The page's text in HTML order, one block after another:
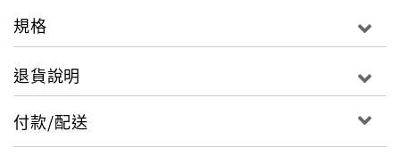
決定要訂做一個機器人來假裝自己，
不過為了不被發現，首先得要讓機器人認識自己才行。
「我叫田小健，性別男，我每天早上頭髮都會翹起來，
一興奮鼻孔就會撐大......我是媽媽調皮的大兒子，
規格
退貨說明
付款/配送